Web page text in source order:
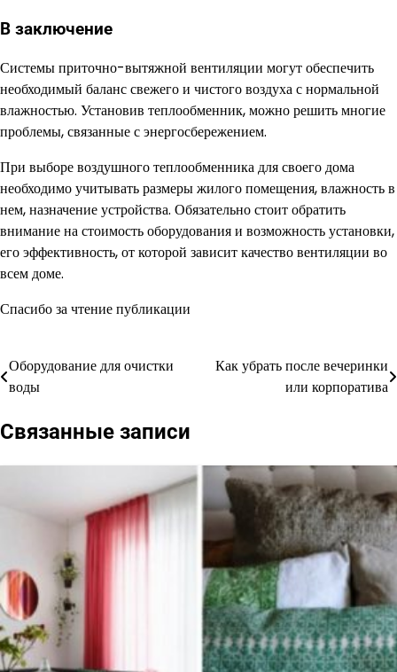
В заключение
Системы приточно-вытяжной вентиляции могут обеспечить
необходимый баланс свежего и чистого воздуха с нормальной
влажностью. Установив теплообменник, можно решить многие
проблемы, связанные с энергосбережением.
При выборе воздушного теплообменника для своего дома
необходимо учитывать размеры жилого помещения, влажность в
нем, назначение устройства. Обязательно стоит обратить
внимание на стоимость оборудования и возможность установки,
его эффективность, от которой зависит качество вентиляции во
всем доме.
Спасибо за чтение публикации
Навигация
по
записям
Оборудование для очистки
воды
Как убрать после вечеринки
или корпоратива
Связанные записи